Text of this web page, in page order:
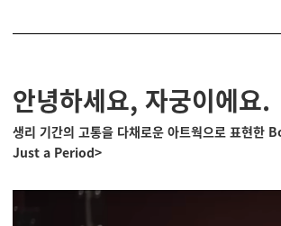
안녕하세요, 자궁이에요.
생리 기간의 고통을 다채로운 아트웍으로 표현
Just a Period>